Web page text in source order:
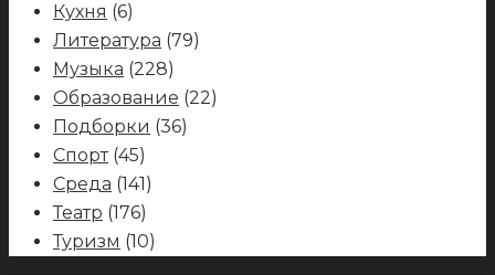
Кухня (6)
Литература (79)
Музыка (228)
Образование (22)
Подборки (36)
Спорт(45)
Среда (141)
Театр (176)
Туризм (10)